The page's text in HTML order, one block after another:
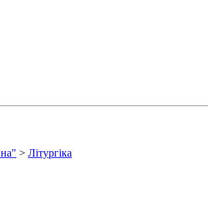
> Літургіка